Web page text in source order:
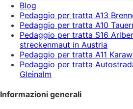
Blog
Pedaggio per tratta A13
Pedaggio per tratta A10
Pedaggio per tratta S16
streckenmaut in Austria
Pedaggio per tratta A11
Pedaggio per tratta
Gleinalm
Informazioni generali